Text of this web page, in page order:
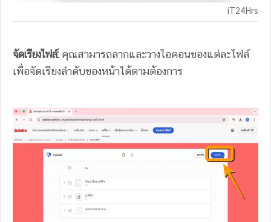
iT24Hrs
จัดเรียงไฟล์:คุณสามารถลากและวางไอคอนของแต่ละไฟล์
เพื่อจัดเรียงลำดับของหน้าได้ตามต้องการ